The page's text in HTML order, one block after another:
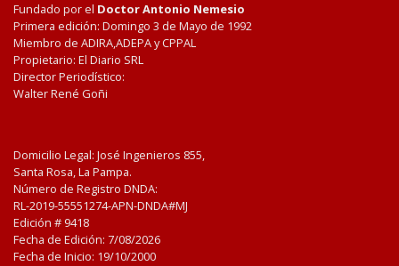
Fundado por el Doctor Antonio Nemesio
Primera edición: Domingo 3 de Mayo de 1992
Miembro de ADIRA,ADEPA y CPPAL
Propietario: El Diario SRL
Director Periodístico:
Walter René Goñi
Domicilio Legal: José Ingenieros 855,
Santa Rosa, La Pampa.
Número de Registro DNDA:
RL-2019-55551274-APN-DNDA#MJ
Edición # 9418
Fecha de Edición: 7/08/2026
Fecha de Inicio: 19/10/2000